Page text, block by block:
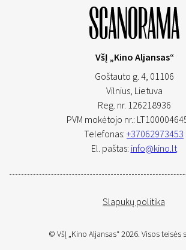
VšĮ „Kino Aljansas“
Goštauto g. 4, 01106
Vilnius, Lietuva
Reg. nr. 126218936
PVM mokėtojo nr.:
Telefonas: +37062973453
El. paštas: info@kino.lt
Slapukų politika
© VšĮ „Kino Aljansas“ 2026. Visos teisės